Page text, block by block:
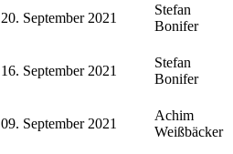
20. September 2021
Stefan
Bonifer
16. September 2021
Stefan
Bonifer
09. September 2021
Achim
Weißbäcker